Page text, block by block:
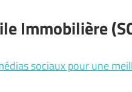
Immobilière
sociaux pour une